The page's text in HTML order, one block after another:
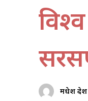
मधेश